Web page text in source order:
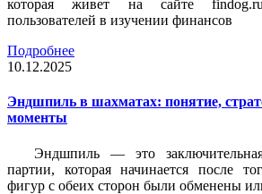
которая живет на сайте
пользователей в изучении финансов
Подробнее
10.12.2025
Эндшпиль в шахматах: понятие,
моменты
Эндшпиль — это
партии, которая начинается после
фигур с обеих сторон были обменены